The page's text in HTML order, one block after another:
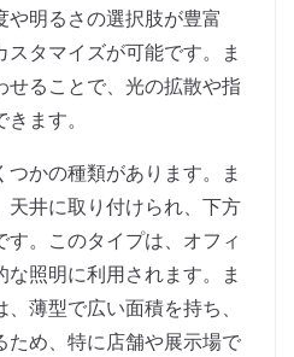
や明るさの選択肢が豊富
タマイズが可能です。ま
せることで、光の拡散や指
ます。
かの種類があります。ま
天井に取り付けられ、下方
。このタイプは、オフィ
照明に利用されます。ま
薄型で広い面積を持ち、
ため、特に店舗や展示場で